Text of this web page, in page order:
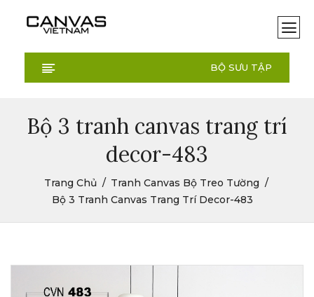
BỘ SƯU TẬP
Bộ 3 tranh canvas trang trí
decor-483
Trang Chủ
Tranh Canvas Bộ Treo Tường
Bộ 3 Tranh Canvas Trang Trí Decor-483